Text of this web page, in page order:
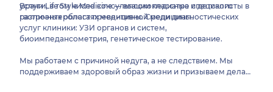
услуги, в том числе консультации педиатра и детского
гастроэнтеролога превентивной медицины.
Врачи Life Style Medicine — высококлассные специалисты в
различных областях медицины. Среди диагностических
услуг клиники: УЗИ органов и систем,
биоимпедансометрия, генетическое тестирование.
Мы работаем с причиной недуга, а не следствием. Мы
поддерживаем здоровый образ жизни и призываем делать